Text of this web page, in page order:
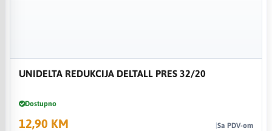
UNIDELTA REDUKCIJA DELTALL PRES 32/20
Dostupno
12,90 KM Sa PDV-om